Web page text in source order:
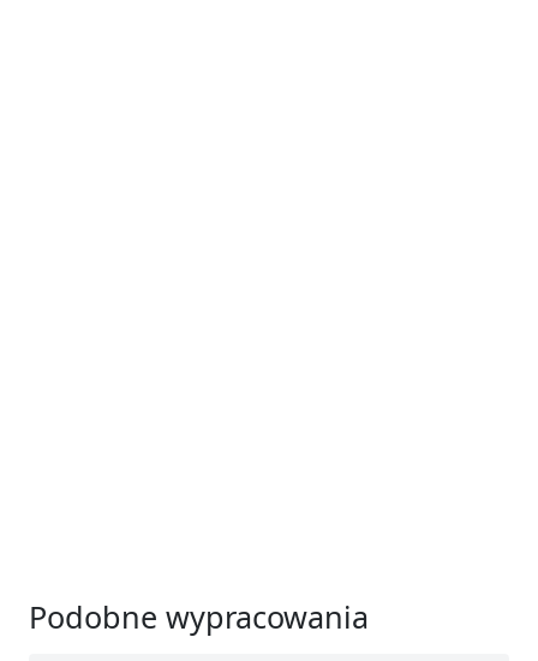
Podobne wypracowania